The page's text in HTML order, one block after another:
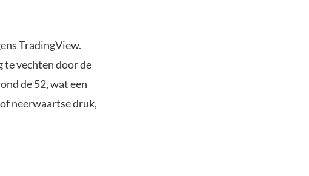
TradingView.
te vechten door de
de 52, wat een
neerwaartse druk,